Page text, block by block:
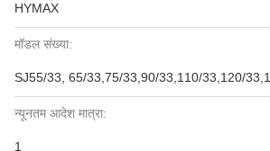
HYMAX
मॉडल संख्या:
SJ55/33, 65/33,75/33,90/33,110/33,120/
न्यूनतम आदेश मात्रा:
1